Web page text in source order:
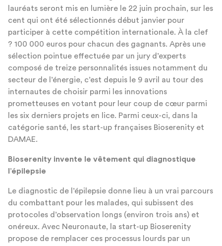
lauréats seront mis en lumière le 22 juin prochain, sur les
cent qui ont été sélectionnés début janvier pour
participer à cette compétition internationale. À la clef
? 100 000 euros pour chacun des gagnants. Après une
sélection pointue effectuée par un jury d’experts
composé de treize personnalités issues notamment du
secteur de l’énergie, c’est depuis le 9 avril au tour des
internautes de choisir parmi les innovations
prometteuses en votant pour leur coup de cœur parmi
les six derniers projets en lice. Parmi ceux-ci, dans la
catégorie santé, les start-up françaises Bioserenity et
DAMAE.
Bioserenity invente le vêtement qui diagnostique
l’épilepsie
Le diagnostic de l’épilepsie donne lieu à un vrai parcours
du combattant pour les malades, qui subissent des
protocoles d’observation longs (environ trois ans) et
onéreux. Avec Neuronaute, la start-up Bioserenity
propose de remplacer ces processus lourds par un